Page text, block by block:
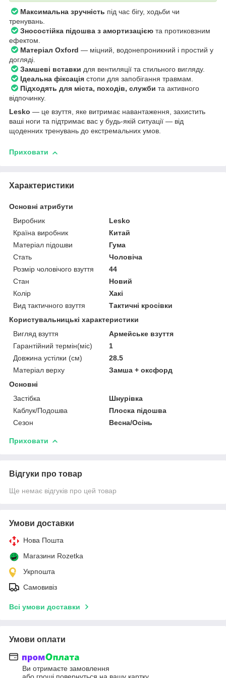
Максимальна зручність під час бігу, ходьби чи
тренувань.
Зносостійка підошва з амортизацією та протиковзним
ефектом.
Матеріал Oxford — міцний, водонепроникний і простий у
догляді.
Замшеві вставки для вентиляції та стильного вигляду.
Ідеальна фіксація стопи для запобігання травмам.
Підходять для міста, походів, служби та активного
відпочинку.
Lesko — це взуття, яке витримає навантаження, захистить
ваші ноги та підтримає вас у будь-якій ситуації — від
щоденних тренувань до екстремальних умов.
Приховати
Характеристики
Основні атрибути
Виробник
Lesko
Країна виробник
Китай
Матеріал підошви
Гума
Стать
Чоловіча
Розмір чоловічого взуття
44
Стан
Новий
Колір
Хакі
Вид тактичного взуття
Тактичні кросівки
Користувальницькі характеристики
Вигляд взуття
Армейське взуття
Гарантійний термін(міс)
1
Довжина устілки (см)
28.5
Матеріал верху
Замша + оксфорд
Основні
Застібка
Шнурівка
Каблук/Подошва
Плоска підошва
Сезон
Весна/Осінь
Приховати
Відгуки про товар
Ще немає відгуків про цей товар
Умови доставки
Нова Пошта
Магазини Rozetka
Укрпошта
Самовивіз
Всі умови доставки
Умови оплати
Ви отримаєте замовлення